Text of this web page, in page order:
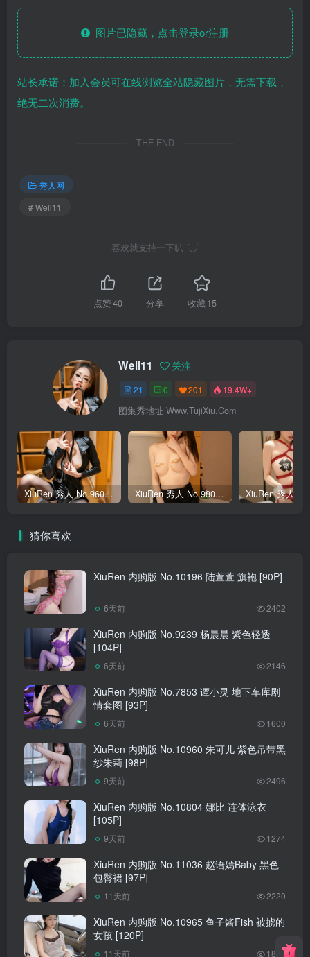
图片已隐藏，点击登录or注册
站长承诺：加入会员可在线浏览全站隐藏图片，无需下载，
绝无二次消费。
THE END
秀人网
# Well11
喜欢就支持一下叭 ´◡`
点赞40 分享 收藏15
Well11 关注
21 0 201 19.4W+
图集秀地址 Www.TujiXiu.Com
XiuRen 秀人 No.9602 Well11 [79P] XiuRen 秀人 No.9802 Well11 [73P]
猜你喜欢
XiuRen 内购版 No.10196 陆萱萱 旗袍 [90P]
6天前 2402
XiuRen 内购版 No.9239 杨晨晨 紫色轻透
[104P]
6天前 2146
XiuRen 内购版 No.7853 谭小灵 地下车库剧
情套图 [93P]
6天前 1600
XiuRen 内购版 No.10960 朱可儿 紫色吊带黑
纱朱莉 [98P]
9天前 2496
XiuRen 内购版 No.10804 娜比 连体泳衣
[105P]
9天前 1274
XiuRen 内购版 No.11036 赵语嫣Baby 黑色
包臀裙 [97P]
11天前 2220
XiuRen 内购版 No.10965 鱼子酱Fish 被掳的
女孩 [120P]
11天前 1878